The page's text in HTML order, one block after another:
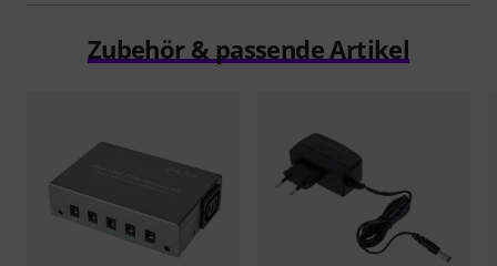
Zubehör & passende Artikel